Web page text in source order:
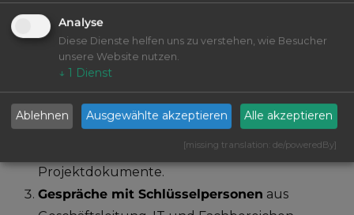
Ablauf
Unverbindliches Vorgespräch (60 Min)
geeignet ist, und stimmen den Zuschnitt ab.
Sichtung bestehender Unterlagen— Ihre
aktuelle Roadmap, IT-Strategie, relevante
Projektdokumente.
Gespräche mit Schlüsselpersonen aus
Analyse
Diese Dienste helfen uns zu verstehen, wie Besucher
unsere Website nutzen.
↓ 1 Dienst
Ablehnen Ausgewählte akzeptieren Alle akzeptieren
[missing translation: de/poweredBy]